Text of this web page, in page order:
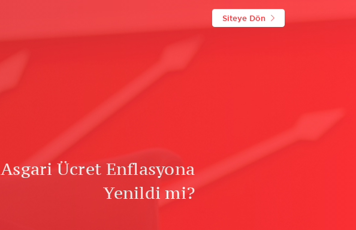
Siteye Dön
Asgari Ücret Enflasyona
Yenildi mi?